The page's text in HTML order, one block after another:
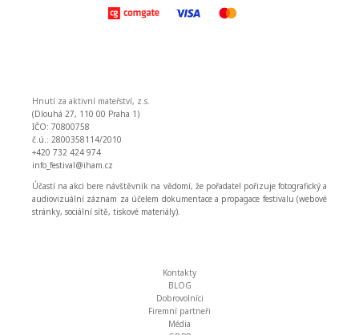
Hnutí za aktivní mateřství, z.s.
(Dlouhá 27, 110 00 Praha 1)
IČO: 70800758
č.ú.: 2800358114/2010
+420 732 424 974
info_festival@iham.cz
Účastí na akci bere návštěvník na vědomí, že pořadatel pořizuje fotografický a
audiovizuální záznam za účelem dokumentace a propagace festivalu (webové
stránky, sociální sítě, tiskové materiály).
Kontakty
BLOG
Dobrovolníci
Firemní partneři
Média